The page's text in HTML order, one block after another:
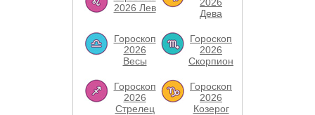
2026 Лев
Дева
Гороскоп
2026
Весы
Гороскоп
2026
Скорпион
Гороскоп
2026
Стрелец
Гороскоп
2026
Козерог